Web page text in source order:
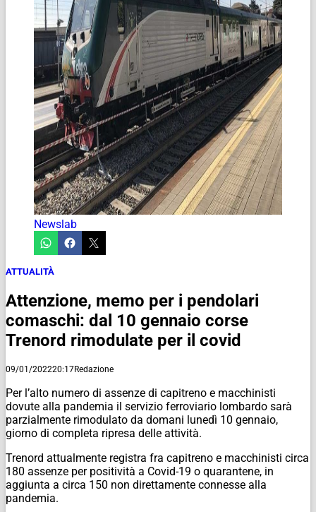
Newslab
ATTUALITÀ
Attenzione, memo per i pendolari
comaschi: dal 10 gennaio corse
Trenord rimodulate per il covid
09/01/202220:17Redazione
Per l’alto numero di assenze di capitreno e macchinisti
dovute alla pandemia il servizio ferroviario lombardo sarà
parzialmente rimodulato da domani lunedì 10 gennaio,
giorno di completa ripresa delle attività.
Trenord attualmente registra fra capitreno e macchinisti circa
180 assenze per positività a Covid-19 o quarantene, in
aggiunta a circa 150 non direttamente connesse alla
pandemia.